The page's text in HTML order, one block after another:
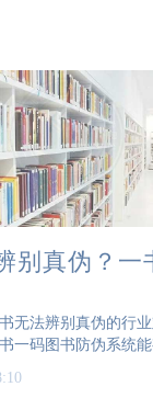
别真伪？一
无法辨别真伪的行
一码图书防伪系统能
二维码的方式来验证